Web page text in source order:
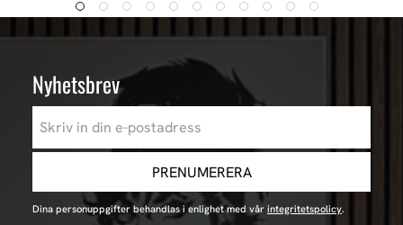
Nyhetsbrev
PRENUMERERA
Dina personuppgifter behandlas i enlighet med vår integritetspolicy.